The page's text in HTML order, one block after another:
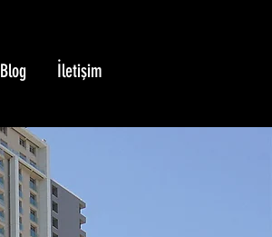
Blog İletişim